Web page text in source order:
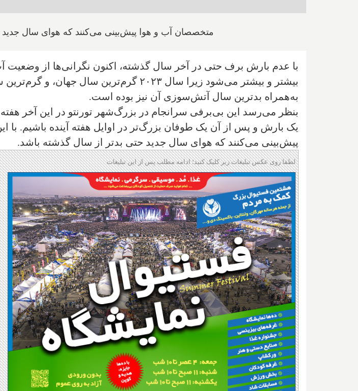
متخصصان آب و هوا پیش‌بینی می‌کنند که هوای سال جدید
با عدم بارش برف حتی در آخر سال گذشته، اکنون نگرانی‌ها از وضعیت
بیشتر و بیشتر می‌شود زیرا سال ۲۰۲۳ گرم‌ترین سال
به‌همراه بدترین سال آتش‌سوزی آن نیز بوده است.
بنظر می‌رسد این بی‌برفی سرانجام در بزرگ‌شهر تورنتو در این آخر هفته
یک بارش و پس از آن یک طوفان بزرگ‌تر در اوایل هفته آینده باشیم. با
پیش‌بینی می‌کنند که هوای سال جدید حتی بدتر از سال گذشته باشد.
لطفا روی عکس تبلیغات زیر کلیک کنید؛ ادامه مطلب پس از این تبلیغات